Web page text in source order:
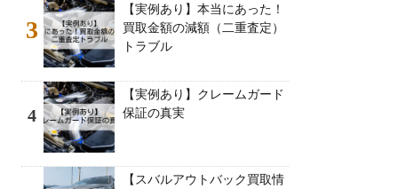
3
【実例あり】本当にあった！
買取金額の減額（二重査定）
トラブル
4
【実例あり】クレームガード
保証の真実
【スバルアウトバック買取情